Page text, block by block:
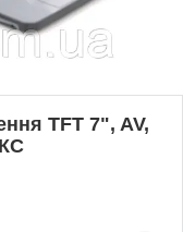
TFT 7", AV,